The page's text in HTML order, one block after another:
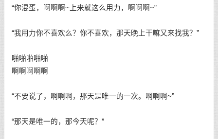
“你混蛋，啊啊啊~上来就这么用力，啊啊啊~”
“我用力你不喜欢么？你不喜欢，那天晚上干嘛又来找我？”
啪啪啪啪啪
啊啊啊啊啊
“不要说了，啊啊啊，那天是唯一的一次。啊啊啊~”
“那天是唯一的，那今天呢？”